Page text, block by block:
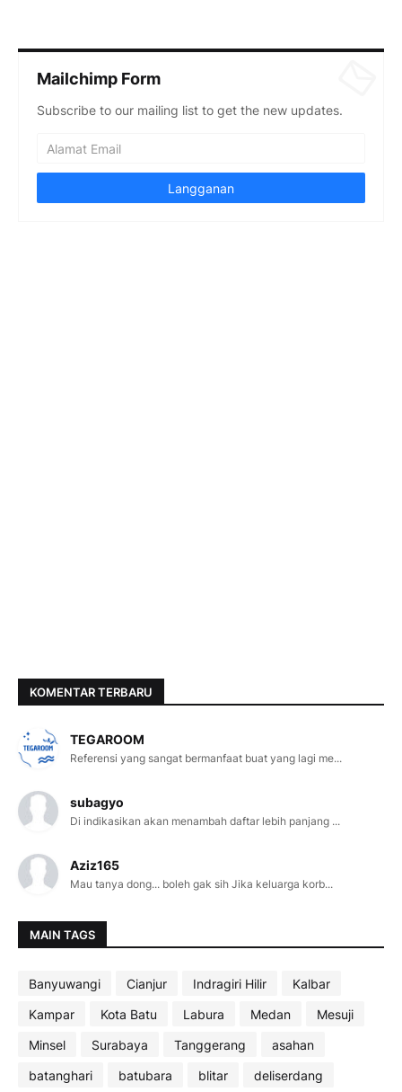
Mailchimp Form
Subscribe to our mailing list to get the new updates.
KOMENTAR TERBARU
TEGAROOM
Referensi yang sangat bermanfaat buat yang lagi me...
subagyo
Di indikasikan akan menambah daftar lebih panjang ...
Aziz165
Mau tanya dong... boleh gak sih Jika keluarga korb...
MAIN TAGS
Banyuwangi Cianjur Indragiri Hilir
Kalbar
Kampar
Kota Batu Labura Medan
Mesuji
Minsel
Surabaya Tanggerang
asahan
batanghari
batubara blitar
deliserdang